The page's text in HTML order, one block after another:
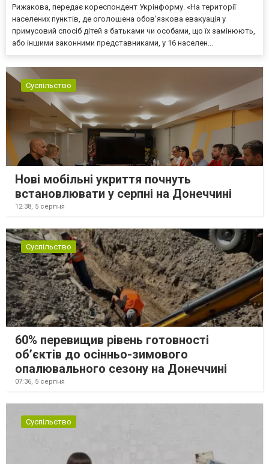
Рижакова, передає кореспондент Укрінформу. «На території
населених пунктів, де оголошена обов’язкова евакуація у
примусовий спосіб дітей з батьками чи особами, що їх замінюють,
або іншими законними представниками, у 16 населен...
Суспільство
Нові мобільні укриття почнуть
встановлювати у серпні на Донеччині
12:38, 5 серпня
Суспільство
60% перевищив рівень готовності
об’єктів до осінньо-зимового
опалювального сезону на Донеччині
07:36, 5 серпня
Суспільство